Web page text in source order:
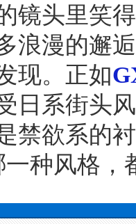
镜头里笑
浪漫的邂
现。正如
日系街头
禁欲系的
种风格